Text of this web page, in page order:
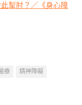
掣肘？／《身心障
療
精神障礙